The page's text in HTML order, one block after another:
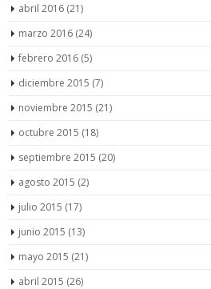
abril 2016 (21)
marzo 2016 (24)
febrero 2016 (5)
diciembre 2015 (7)
noviembre 2015 (21)
octubre 2015 (18)
septiembre 2015 (20)
agosto 2015 (2)
julio 2015 (17)
junio 2015 (13)
mayo 2015 (21)
abril 2015 (26)